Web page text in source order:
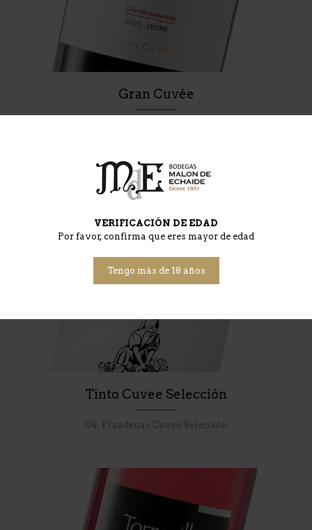
VERIFICACIÓN DE EDAD
Por favor, confirma que eres mayor de edad
Tengo más de 18 años
Gran Cuvée
Tinto Cuvee Selección
04. Plandenas Cuvee Selección